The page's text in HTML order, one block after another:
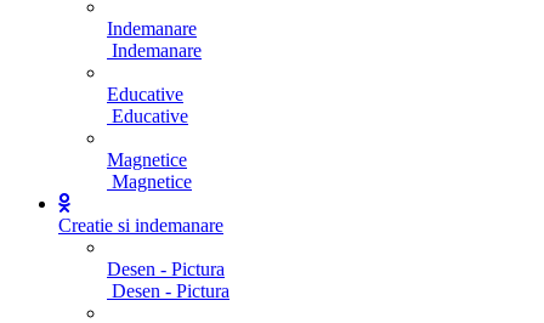
Indemanare
Indemanare
Educative
Educative
Magnetice
Magnetice
Creatie si indemanare
Desen - Pictura
Desen - Pictura